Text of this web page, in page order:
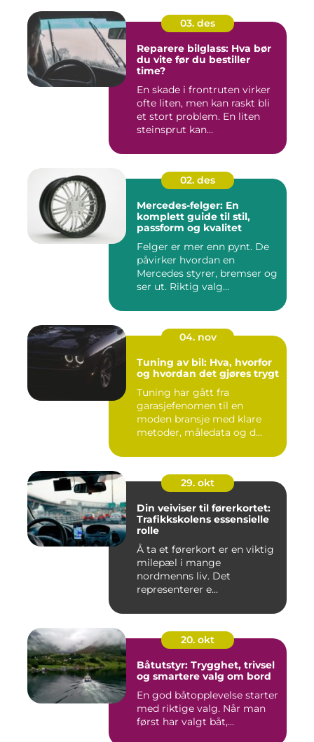
03. des
Reparere bilglass: Hva bør
du vite før du bestiller
time?
En skade i frontruten virker
ofte liten, men kan raskt bli
et stort problem. En liten
steinsprut kan...
02. des
Mercedes-felger: En
komplett guide til stil,
passform og kvalitet
Felger er mer enn pynt. De
påvirker hvordan en
Mercedes styrer, bremser og
ser ut. Riktig valg...
04. nov
Tuning av bil: Hva, hvorfor
og hvordan det gjøres trygt
Tuning har gått fra
garasjefenomen til en
moden bransje med klare
metoder, måledata og d...
29. okt
Din veiviser til førerkortet:
Trafikkskolens essensielle
rolle
Å ta et førerkort er en viktig
milepæl i mange
nordmenns liv. Det
representerer e...
20. okt
Båtutstyr: Trygghet, trivsel
og smartere valg om bord
En god båtopplevelse starter
med riktige valg. Når man
først har valgt båt,...